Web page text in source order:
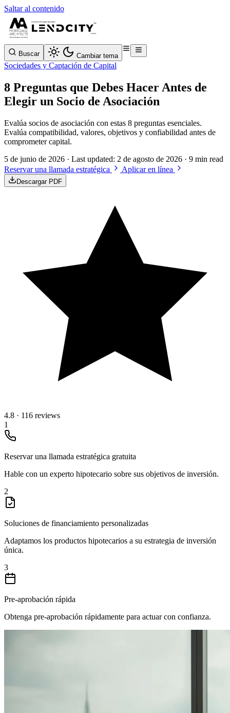
Saltar al contenido
Buscar Cambiar tema
Sociedades y Captación de Capital
8 Preguntas que Debes Hacer Antes de
Elegir un Socio de Asociación
Evalúa socios de asociación con estas 8 preguntas esenciales.
Evalúa compatibilidad, valores, objetivos y confiabilidad antes de
comprometer capital.
5 de junio de 2026 · Last updated: 2 de agosto de 2026 · 9 min read
Reservar una llamada estratégica
Aplicar en línea
Descargar PDF
4.8 · 116 reviews
1
Reservar una llamada estratégica gratuita
Hable con un experto hipotecario sobre sus objetivos de inversión.
2
Soluciones de financiamiento personalizadas
Adaptamos los productos hipotecarios a su estrategia de inversión
única.
3
Pre-aprobación rápida
Obtenga pre-aprobación rápidamente para actuar con confianza.